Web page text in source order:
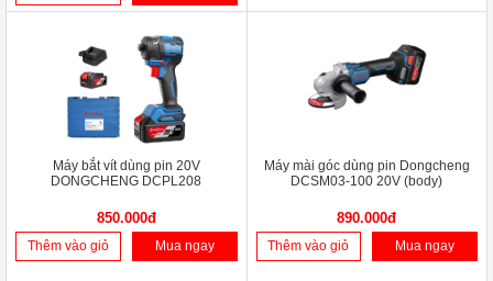
Máy bắt vít dùng pin 20V
DONGCHENG DCPL208
850.000đ
Thêm vào giỏ Mua ngay
Máy mài góc dùng pin Dongcheng
DCSM03-100 20V (body)
890.000đ
Thêm vào giỏ Mua ngay